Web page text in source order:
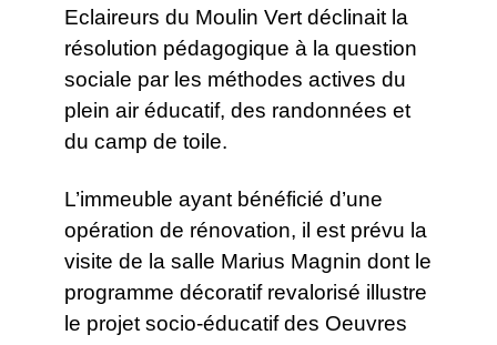
Eclaireurs du Moulin Vert déclinait la
résolution pédagogique à la question
sociale par les méthodes actives du
plein air éducatif, des randonnées et
du camp de toile.
L’immeuble ayant bénéficié d’une
opération de rénovation, il est prévu la
visite de la salle Marius Magnin dont le
programme décoratif revalorisé illustre
le projet socio-éducatif des Oeuvres